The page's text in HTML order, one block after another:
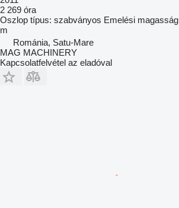
2 269 óra
Oszlop típus: szabványos Emelési magasság
m
Románia, Satu-Mare
MAG MACHINERY
Kapcsolatfelvétel az eladóval